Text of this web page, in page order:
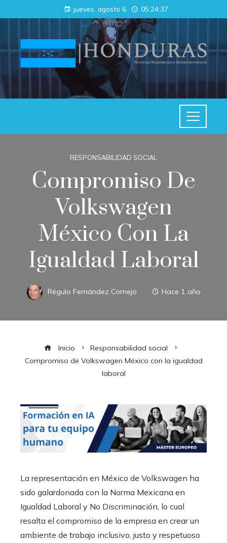
jueves, agosto 6 05:24:38
RESPONSABILIDAD SOCIAL
Compromiso De
Volkswagen
México Con La
Igualdad Laboral
Régulo Fernández Comejo Hace 1 año
Inicio
Responsabilidad social
Compromiso de Volkswagen México con la igualdad
laboral
La representación en México de Volkswagen ha
sido galardonada con la Norma Mexicana en
Igualdad Laboral y No Discriminación, lo cual
resalta el compromiso de la empresa en crear un
ambiente de trabajo inclusivo, justo y respetuoso